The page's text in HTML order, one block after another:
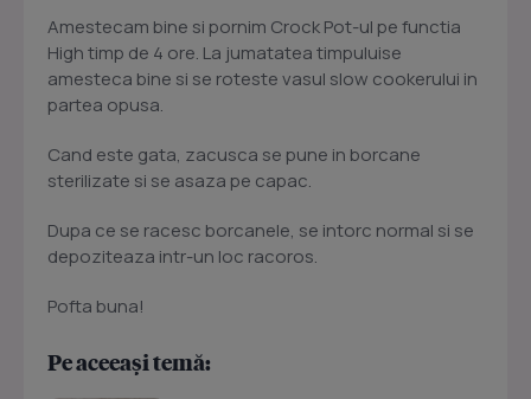
Amestecam bine si pornim Crock Pot-ul pe functia
High timp de 4 ore. La jumatatea timpuluise
amesteca bine si se roteste vasul slow cookerului in
partea opusa.
Cand este gata, zacusca se pune in borcane
sterilizate si se asaza pe capac.
Dupa ce se racesc borcanele, se intorc normal si se
depoziteaza intr-un loc racoros.
Pofta buna!
Pe aceeași temă: